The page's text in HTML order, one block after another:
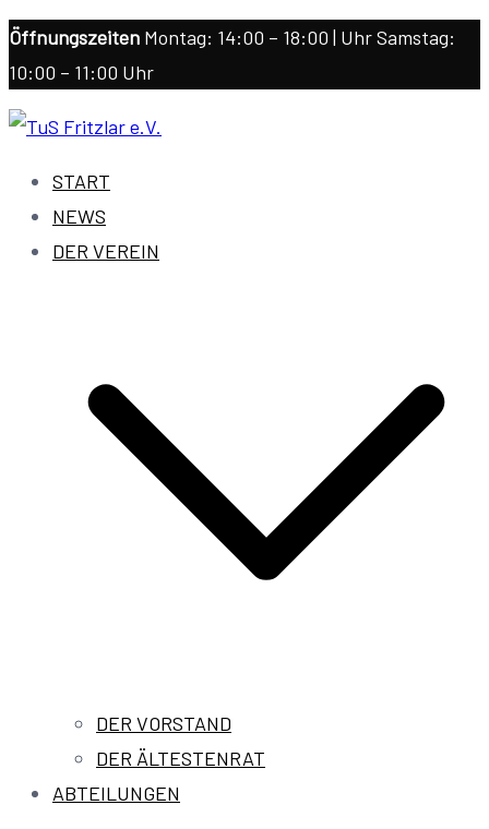
Zum
Inhalt
springen
Öffnungszeiten Montag: 14:00 – 18:00 | Uhr Samstag:
10:00 – 11:00 Uhr
TuS Fritzlar e.V.
1862/1911 Fritzlar e.V.
START
NEWS
DER VEREIN
DER VORSTAND
DER ÄLTESTENRAT
ABTEILUNGEN